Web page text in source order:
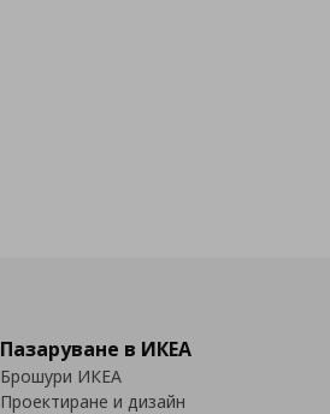
Пазаруване в ИКЕА
Брошури ИКЕА
Проектиране и дизайн